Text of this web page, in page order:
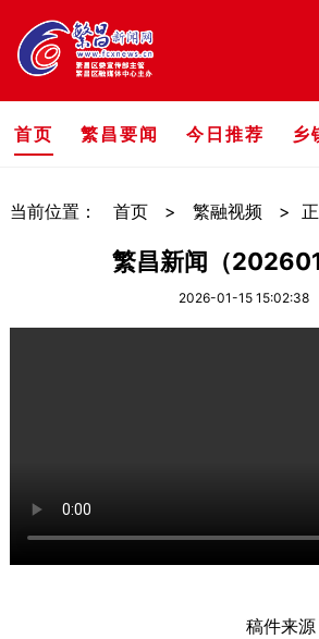
首页 繁昌要闻 今日推荐 乡
当前位置： 首页 > 繁融视频 >
繁昌新闻（
2026-01-15 15:02:38
稿件来